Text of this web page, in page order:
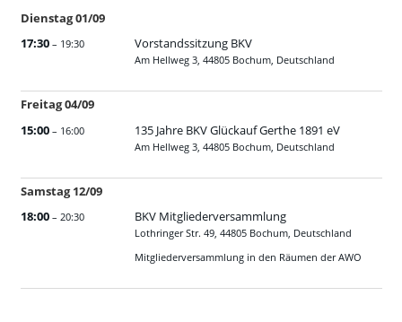
Dienstag01/09
17:30 – 19:30 Vorstandssitzung BKV
Am Hellweg 3, 44805 Bochum, Deutschland
Freitag04/09
15:00 – 16:00 135 Jahre BKV Glückauf Gerthe 1891 eV
Am Hellweg 3, 44805 Bochum, Deutschland
Samstag 12/09
18:00 – 20:30 BKV Mitgliederversammlung
Lothringer Str. 49, 44805 Bochum, Deutschland
Mitgliederversammlung in den Räumen der AWO